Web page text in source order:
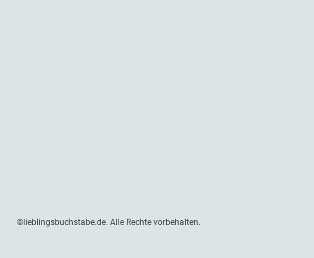
©lieblingsbuchstabe.de. Alle Rechte vorbehalten.